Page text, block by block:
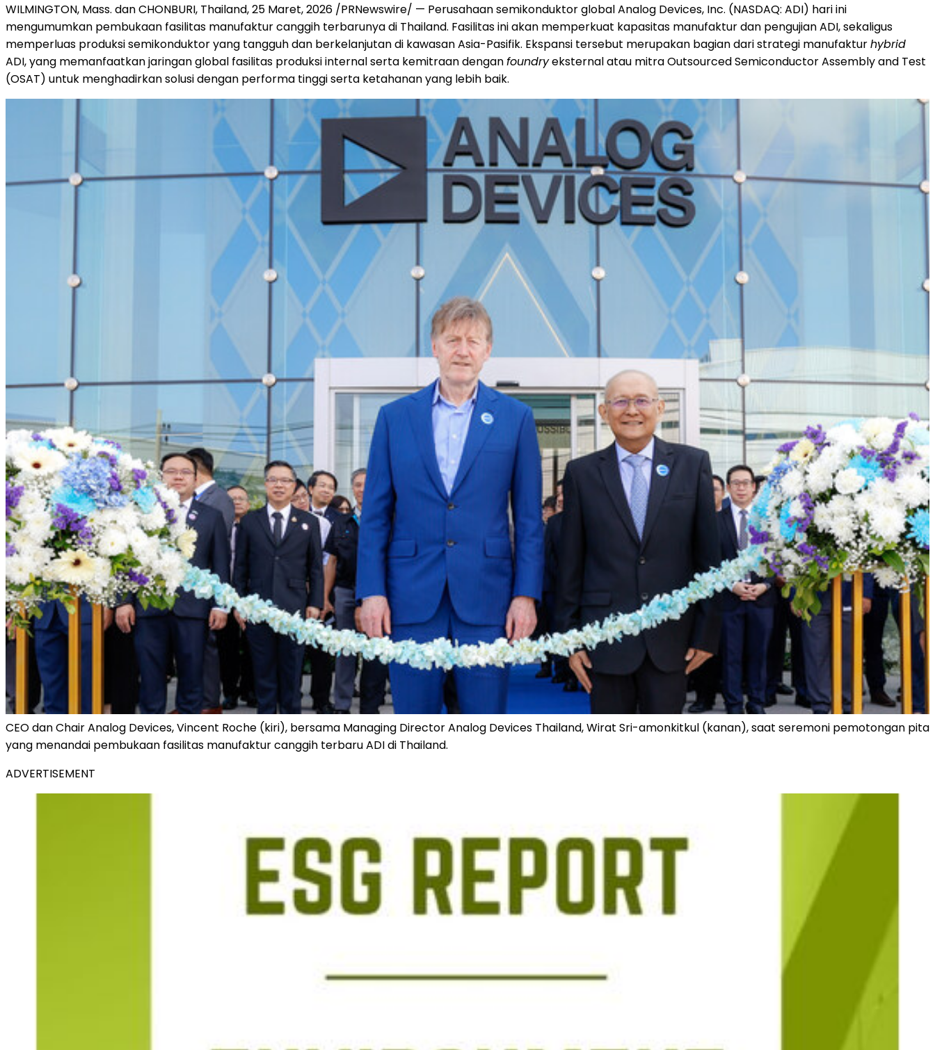
WILMINGTON, Mass. dan CHONBURI, Thailand, 25 Maret, 2026 /PRNewswire/ — Perusahaan semikonduktor global Analog Devices, Inc. (NASDAQ: ADI) hari ini
mengumumkan pembukaan fasilitas manufaktur canggih terbarunya di Thailand. Fasilitas ini akan memperkuat kapasitas manufaktur dan pengujian ADI, sekaligus
memperluas produksi semikonduktor yang tangguh dan berkelanjutan di kawasan Asia-Pasifik. Ekspansi tersebut merupakan bagian dari strategi manufakturhybrid
ADI, yang memanfaatkan jaringan global fasilitas produksi internal serta kemitraan denganfoundryeksternal atau mitra Outsourced Semiconductor Assembly and Test
(OSAT) untuk menghadirkan solusi dengan performa tinggi serta ketahanan yang lebih baik.
CEO dan Chair Analog Devices, Vincent Roche (kiri), bersama Managing Director Analog Devices Thailand, Wirat Sri-amonkitkul (kanan), saat seremoni pemotongan pita
yang menandai pembukaan fasilitas manufaktur canggih terbaru ADI di Thailand.
ADVERTISEMENT